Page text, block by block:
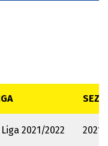
2021/2022 2021